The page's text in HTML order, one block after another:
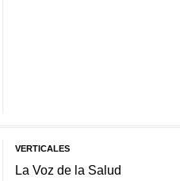
VERTICALES
La Voz de la Salud